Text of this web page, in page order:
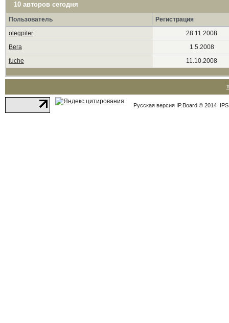
10 авторов сегодня
Пользователь
Регистрация
olegpiter
28.11.2008
Вега
1.5.2008
fuche
11.10.2008
Русская версия IP.Board © 2014